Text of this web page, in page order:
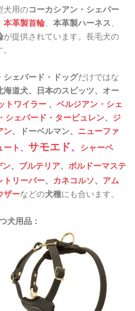
犬用のコーカシアン・シェパー
本革製首輪 本革製ハーネス
が提供されています。長毛犬の
シェパード・ドッグだけではな
道犬、日本のスピッツ、オー
トワイラー 、 ベルジアン・シェ
シェパード・タービュレン、 ジ
ン、ドーベルマン、 ニューファ
ート 、 サモエド、 シャーペ
ン、 ブルテリア、 ボルドーマステ
トリーバー、 カネコルソ、 アム
ザーなどの犬種にも合います。
犬用品：